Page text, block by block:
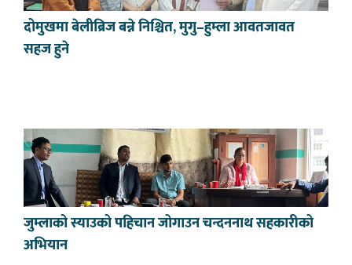
दोमुखमा बेलीब्रिज बन्ने निश्चित, मुगु–हुम्ला आवतजावत
सहज हुने
जुम्लाको स्याउको पहिचान जोगाउन चन्दननाथ सहकारीको
अभियान